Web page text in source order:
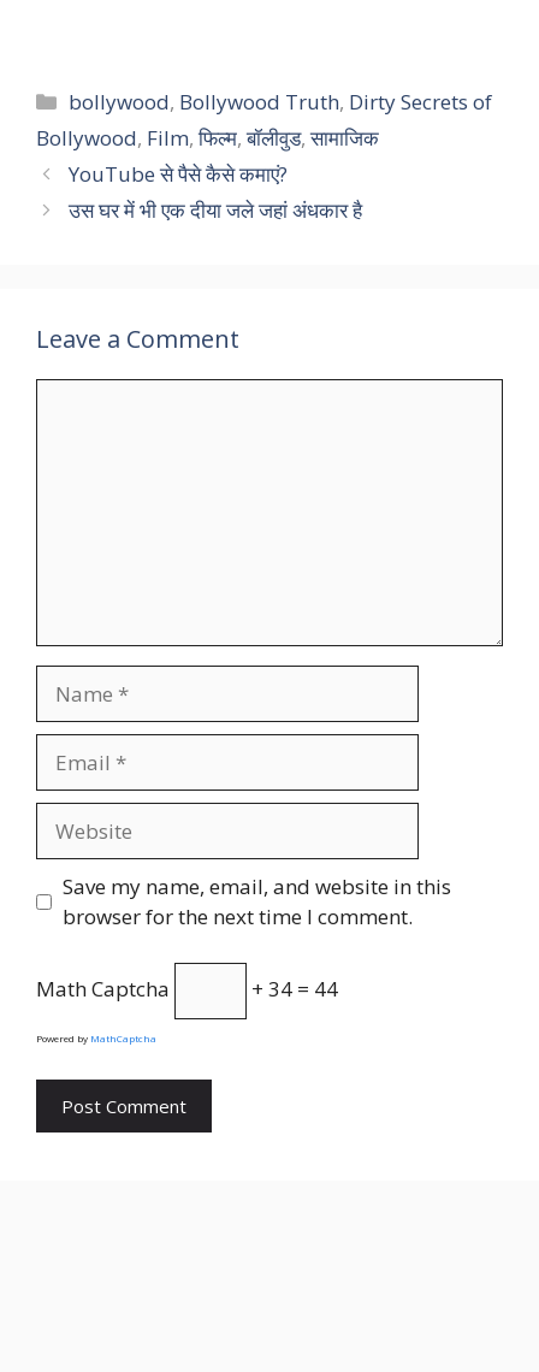
Categories
bollywood, Bollywood Truth, Dirty Secrets of
Bollywood, Film,फिल्म,बॉलीवुड,सामाजिक
YouTube से पैसे कैसे कमाएं?
उस घर में भी एक दीया जले जहां अंधकार है
Leave a Comment
Save my name, email, and website in this
browser for the next time I comment.
Math Captcha + 34 = 44
Powered by MathCaptcha